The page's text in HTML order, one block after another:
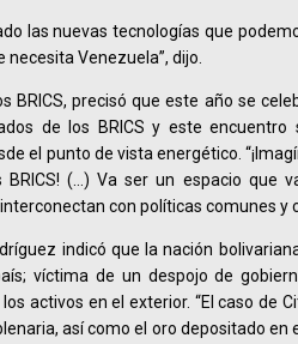
las nuevas tecnologías que
necesita Venezuela”, dijo.
BRICS, precisó que este año se
de los BRICS y este encuentro
el punto de vista energético.
BRICS! (…) Va ser un espacio que
con políticas comunes y
indicó que la nación
víctima de un despojo de
activos en el exterior. “El caso de
así como el oro depositado en